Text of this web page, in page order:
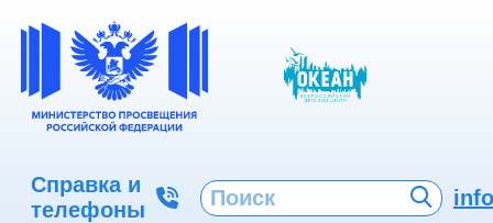
Справка и
телефоны